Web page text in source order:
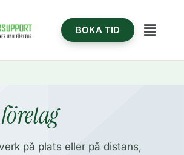
Meny
BOKA TID
företag
på plats eller på distans,